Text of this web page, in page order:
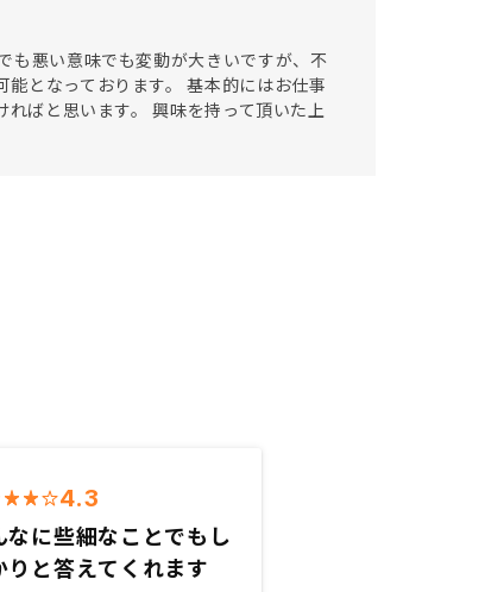
も悪い意味でも変動が大きいですが、不
となっております。 基本的にはお仕事
ばと思います。 興味を持って頂いた上
4.3
なに些細なことでもし
りと答えてくれます